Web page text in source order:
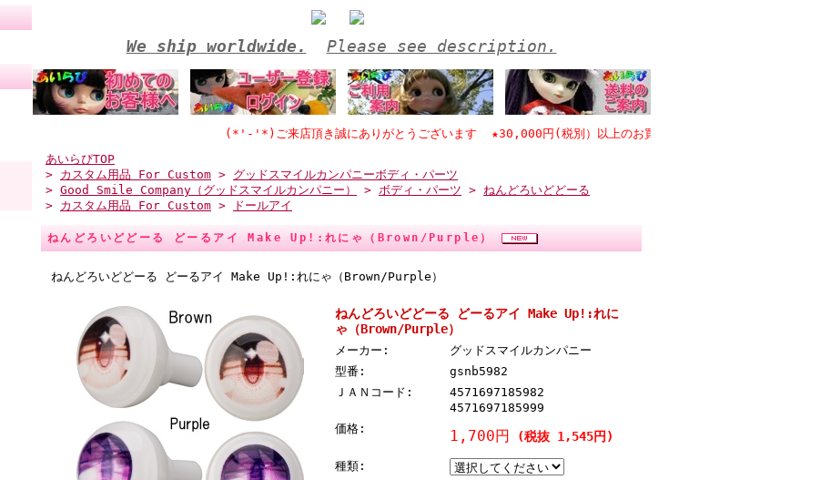
We ship worldwide. Please see description.
(*'-'*)ご来店頂き誠にありがとうございます ★30,000円(税別）以上のお買い物で日本国内送料無料 *1カートにて
あいらぴTOP
> カスタム用品 For Custom > グッドスマイルカンパニーボディ・パーツ
> Good Smile Company（グッドスマイルカンパニー） > ボディ・パーツ > ねんどろいどどーる
> カスタム用品 For Custom > ドールアイ
ねんどろいどどーる どーるアイ Make Up!:れにゃ（Brown/Purple）
ねんどろいどどーる どーるアイ Make Up!:れにゃ（Brown/Purple）
ねんどろいどどーる どーるアイ Make Up!:れに
ゃ（Brown/Purple）
メーカー:
グッドスマイルカンパニー
型番:
gsnb5982
ＪＡＮコード:
4571697185982
4571697185999
価格:
1,700円 (税抜 1,545円)
種類: